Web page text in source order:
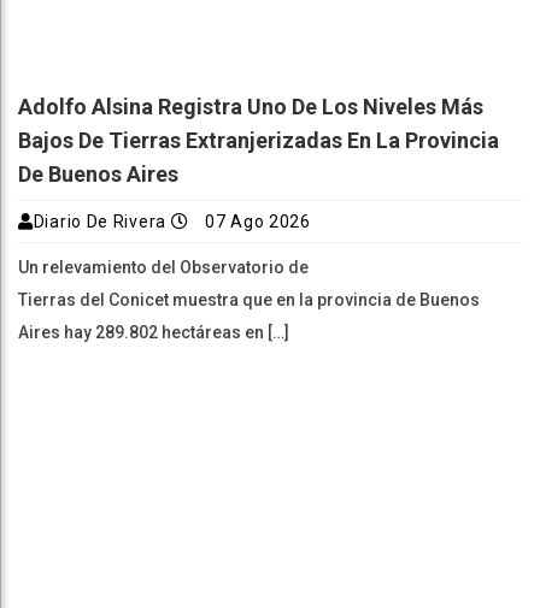
Adolfo Alsina Registra Uno De Los Niveles Más
Bajos De Tierras Extranjerizadas En La Provincia
De Buenos Aires
Diario De Rivera 07 Ago 2026
Un relevamiento del Observatorio de
Tierras del Conicet muestra que en la provincia de Buenos
Aires hay 289.802 hectáreas en […]